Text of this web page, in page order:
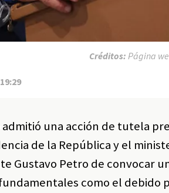
Créditos: Página
admitió una acción de tutela
de la República y el
Gustavo Petro de convocar
como el debido